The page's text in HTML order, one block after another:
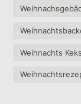
Weihnachts